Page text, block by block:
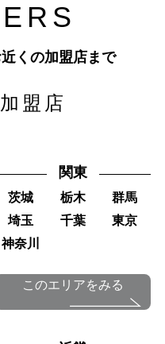
E R S
くの加盟店まで
盟店
関東
茨城 栃木
群馬
埼玉
千葉
東京
神奈川
このエリアをみる